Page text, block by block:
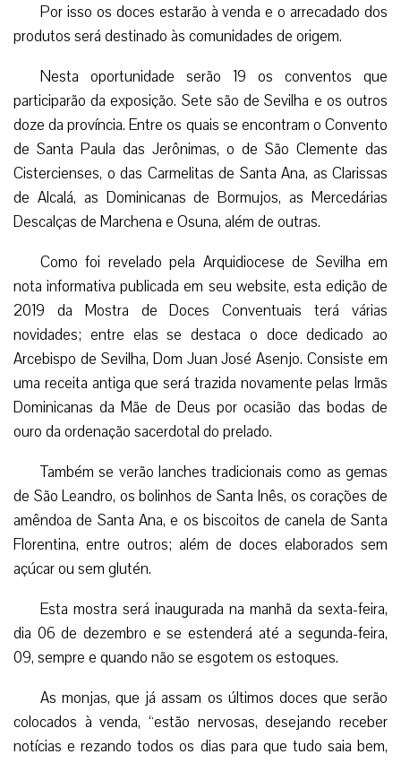
Por isso os doces estarão à venda e o arrecadado dos
produtos será destinado às comunidades de origem.
Nesta oportunidade serão 19 os conventos que
participarão da exposição. Sete são de Sevilha e os outros
doze da província. Entre os quais se encontram o Convento
de Santa Paula das Jerônimas, o de São Clemente das
Cistercienses, o das Carmelitas de Santa Ana, as Clarissas
de Alcalá, as Dominicanas de Bormujos, as Mercedárias
Descalças de Marchena e Osuna, além de outras.
Como foi revelado pela Arquidiocese de Sevilha em
nota informativa publicada em seu website, esta edição de
2019 da Mostra de Doces Conventuais terá várias
novidades; entre elas se destaca o doce dedicado ao
Arcebispo de Sevilha, Dom Juan José Asenjo. Consiste em
uma receita antiga que será trazida novamente pelas Irmãs
Dominicanas da Mãe de Deus por ocasião das bodas de
ouro da ordenação sacerdotal do prelado.
Também se verão lanches tradicionais como as gemas
de São Leandro, os bolinhos de Santa Inês, os corações de
amêndoa de Santa Ana, e os biscoitos de canela de Santa
Florentina, entre outros; além de doces elaborados sem
açúcar ou sem glutén.
Esta mostra será inaugurada na manhã da sexta-feira,
dia 06 de dezembro e se estenderá até a segunda-feira,
09, sempre e quando não se esgotem os estoques.
As monjas, que já assam os últimos doces que serão
colocados à venda, “estão nervosas, desejando receber
notícias e rezando todos os dias para que tudo saia bem,